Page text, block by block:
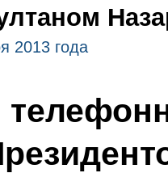
2013 года